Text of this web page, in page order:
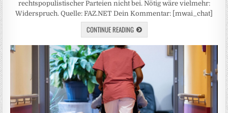
rechtspopulistischer Parteien nicht bei. Nötig wäre vielmehr:
Widerspruch. Quelle: FAZ.NET Dein Kommentar: [mwai_chat]
CONTINUE READING